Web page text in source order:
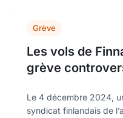
Grève
Les vols de
grève
Le 4 décembre 2024,
syndicat finlandais de